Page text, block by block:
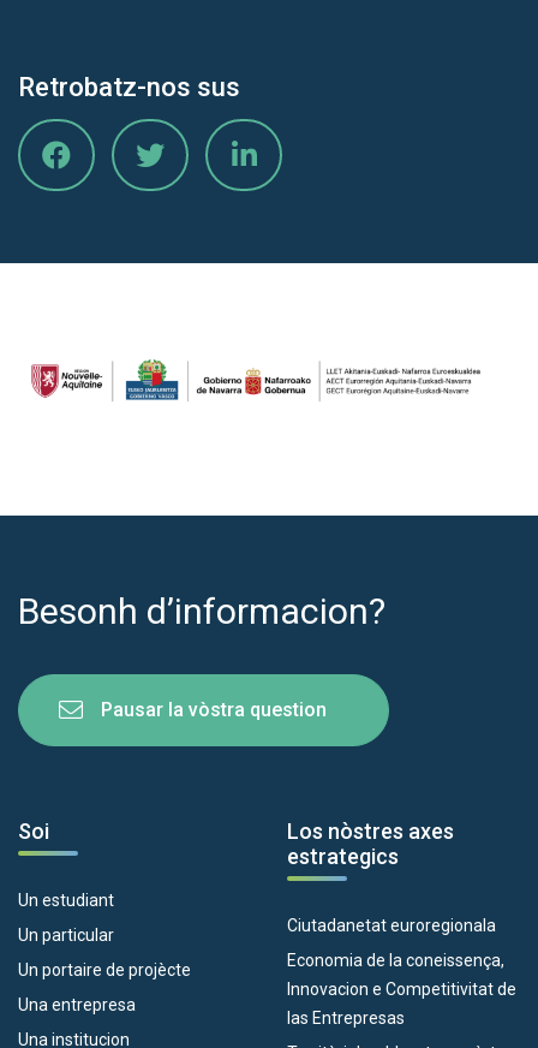
Retrobatz-nos sus
Besonh d’informacion?
Pausar la vòstra question
Soi
Un estudiant
Un particular
Un portaire de projècte
Una entrepresa
Una institucion
Los nòstres axes
estrategics
Ciutadanetat euroregionala
Economia de la coneissença,
Innovacion e Competitivitat de
las Entrepresas